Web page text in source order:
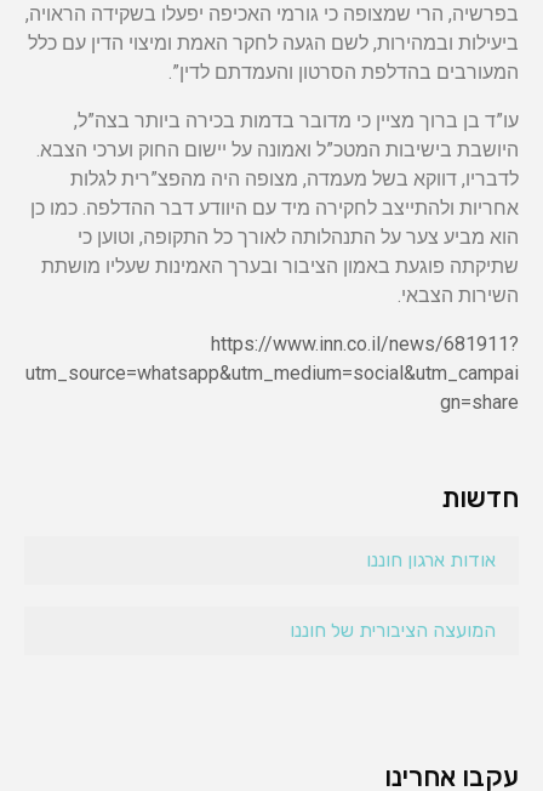
חדשות
אודות ארגון חוננו
המועצה הציבורית של חוננו
עקבו אחרינו
בפרשיה, הרי שמצופה כי גורמי האכיפה יפעלו בשקידה הראויה,
ביעילות ובמהירות, לשם הגעה לחקר האמת ומיצוי הדין עם כלל
המעורבים בהדלפת הסרטון והעמדתם לדין”.
עו”ד בן ברוך מציין כי מדובר בדמות בכירה ביותר בצה”ל,
היושבת בישיבות המטכ”ל ואמונה על יישום החוק וערכי הצבא.
לדבריו, דווקא בשל מעמדה, מצופה היה מהפצ”רית לגלות
אחריות ולהתייצב לחקירה מיד עם היוודע דבר ההדלפה. כמו כן
הוא מביע צער על התנהלותה לאורך כל התקופה, וטוען כי
שתיקתה פוגעת באמון הציבור ובערך האמינות שעליו מושתת
השירות הצבאי.
https://www.inn.co.il/news/681911?
utm_source=whatsapp&utm_medium=social&utm_campai
gn=share